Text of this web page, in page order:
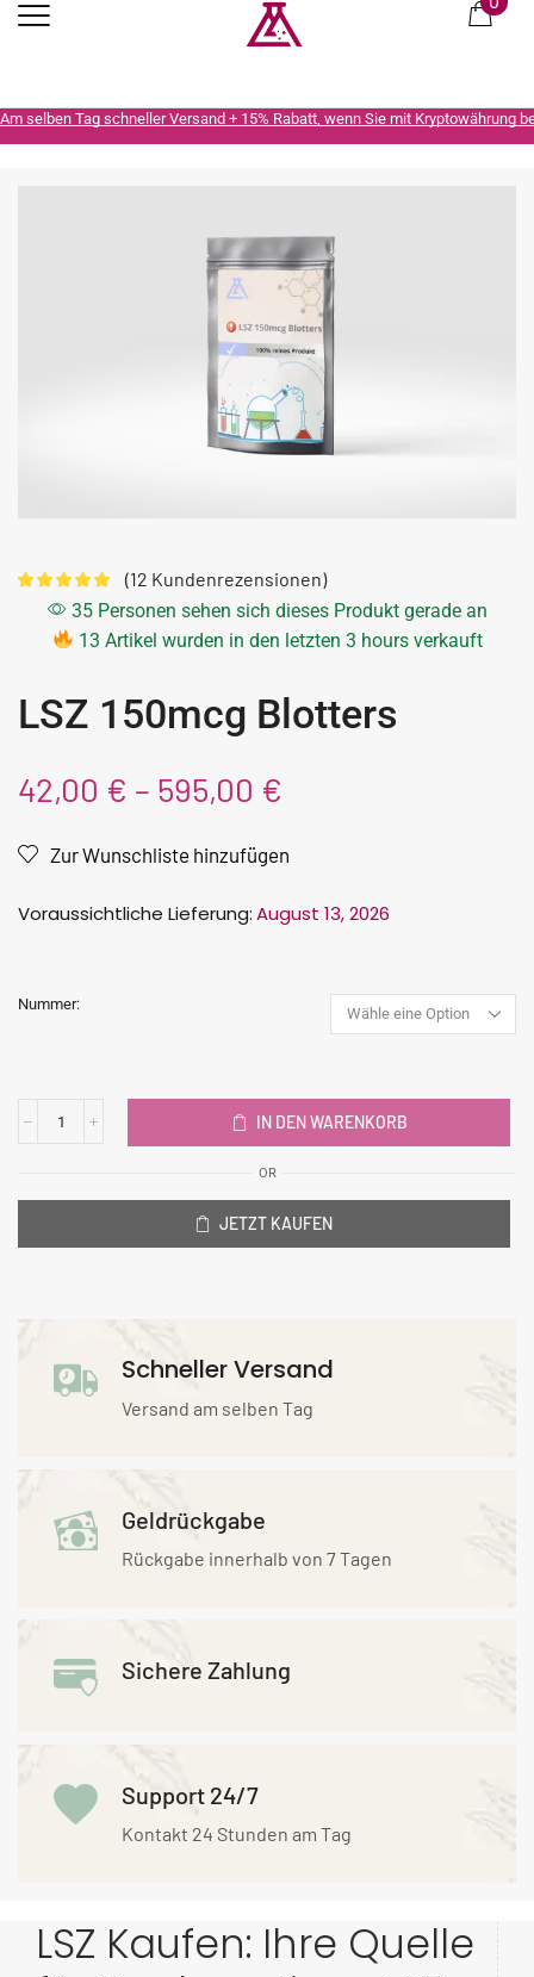
Am selben Tag schneller Versand + 15% Rabatt, wenn Sie mit Kryptowährung
(12 Kundenrezensionen)
35 Personen sehen sich dieses Produkt gerade an
13 Artikel wurden in den letzten 3 hours verkauft
LSZ 150mcg Blotters
42,00 € – 595,00 €
Zur Wunschliste hinzufügen
Voraussichtliche Lieferung:August 13, 2026
Nummer:
IN DEN WARENKORB
OR
JETZT KAUFEN
Schneller Versand
Versand am selben Tag
Geldrückgabe
Rückgabe innerhalb von 7 Tagen
Sichere Zahlung
Support 24/7
Kontakt 24 Stunden am Tag
LSZ Kaufen: Ihre Quelle